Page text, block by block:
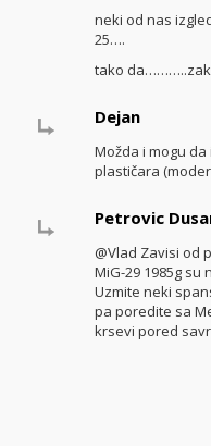
neki od nas
25….
tako
Dejan
Možda i mogu
plastičara
Petrovic
@Vlad Zavisi od
MiG-29 1985g su
Uzmite neki
pa poredite sa
krsevi pored